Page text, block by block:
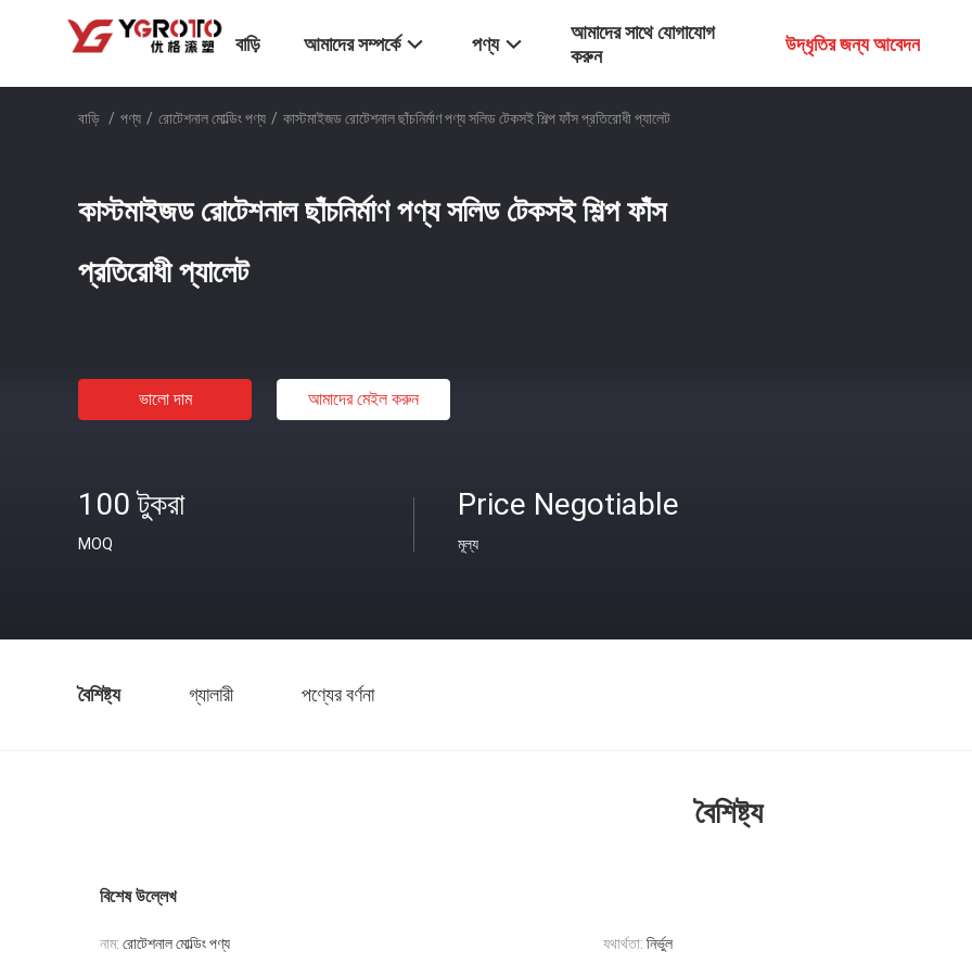
বাড়ি আমাদের সম্পর্কে পণ্য
আমাদের সাথে যোগাযোগ
করুন
উদ্ধৃতির জন্য আবেদন
বাড়ি / পণ্য / রোটেশনাল মোল্ডিং পণ্য / কাস্টমাইজড রোটেশনাল ছাঁচনির্মাণ পণ্য সলিড টেকসই শিল্প ফাঁস প্রতিরোধী প্যালেট
কাস্টমাইজড রোটেশনাল ছাঁচনির্মাণ পণ্য সলিড টেকসই শিল্প ফাঁস
প্রতিরোধী প্যালেট
ভালো দাম আমাদের মেইল ​​করুন
100 টুকরা
MOQ
Price Negotiable
মূল্য
বৈশিষ্ট্য গ্যালারী পণ্যের বর্ণনা
বৈশিষ্ট্য
বিশেষ উল্লেখ
নাম: রোটেশনাল মোল্ডিং পণ্য যথার্থতা: নির্ভুল